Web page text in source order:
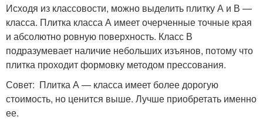
Исходя из классовости, можно выделить плитку А и В —
класса. Плитка класса А имеет очерченные точные края
и абсолютно ровную поверхность. Класс В
подразумевает наличие небольших изъянов, потому что
плитка проходит формовку методом прессования.
Совет: Плитка А — класса имеет более дорогую
стоимость, но ценится выше. Лучше приобретать именно
ее.